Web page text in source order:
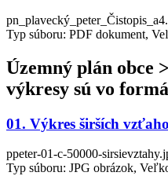
Typ súboru: PDF dokument,
Územný plán obce
výkresy sú vo
01. Výkres širších
ppeter-01-c-50000-
Typ súboru: JPG obrázok,